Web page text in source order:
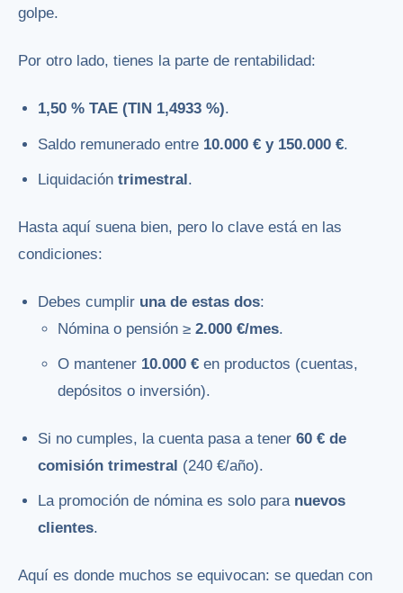
golpe.
Por otro lado, tienes la parte de rentabilidad:
1,50 % TAE (TIN 1,4933 %).
Saldo remunerado entre 10.000 € y 150.000 €.
Liquidacióntrimestral.
Hasta aquí suena bien, pero lo clave está en las
condiciones:
Debes cumplir una de estas dos:
Nómina o pensión ≥2.000 €/mes.
O mantener 10.000 € en productos (cuentas,
depósitos o inversión).
Si no cumples, la cuenta pasa a tener60 € de
comisión trimestral (240 €/año).
La promoción de nómina es solo para nuevos
clientes.
Aquí es donde muchos se equivocan: se quedan con